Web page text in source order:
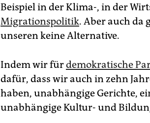
Beispiel in der Klima-, in der
Migrationspolitik. Aber auch da
unseren keine Alternative.
Indem wir fürdemokratische
dafür, dass wir auch in zehn
haben, unabhängige Gerichte,
unabhängige Kultur- und